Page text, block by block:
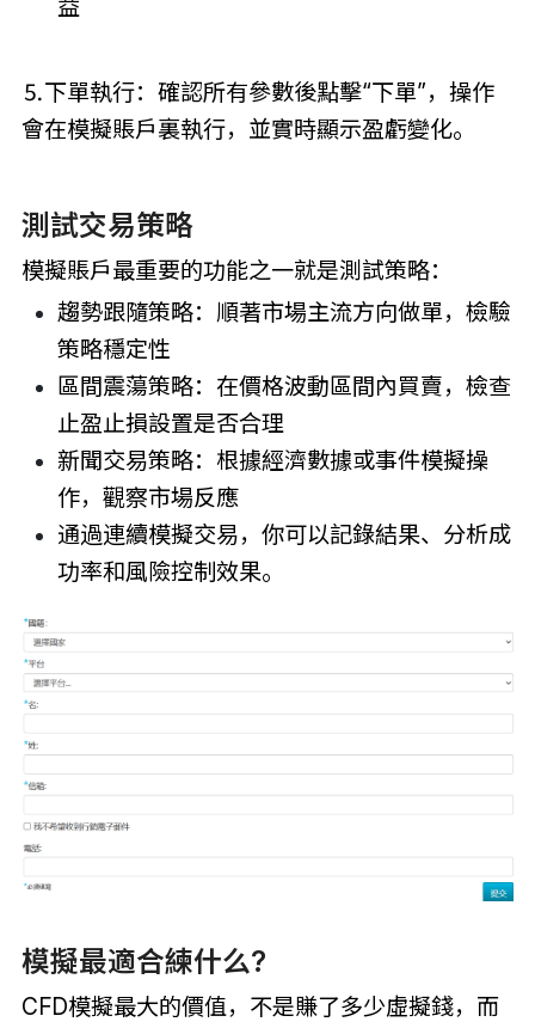
益
⒌下單執行：確認所有參數後點擊“下單”，操作
會在模擬賬戶裏執行，並實時顯示盈虧變化。
測試交易策略
模擬賬戶最重要的功能之一就是測試策略：
趨勢跟隨策略：順著市場主流方向做單，檢驗
策略穩定性
區間震蕩策略：在價格波動區間內買賣，檢查
止盈止損設置是否合理
新聞交易策略：根據經濟數據或事件模擬操
作，觀察市場反應
通過連續模擬交易，你可以記錄結果、分析成
功率和風險控制效果。
模擬最適合練什么?
CFD模擬最大的價值，不是賺了多少虛擬錢，而